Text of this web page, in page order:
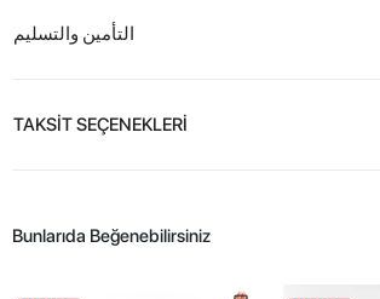
التأمين والتسليم
TAKSİT SEÇENEKLERİ
Bunlarıda Beğenebilirsiniz